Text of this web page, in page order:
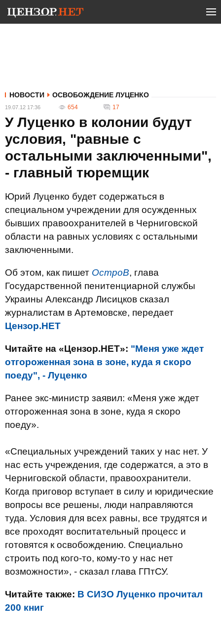
НОВОСТИ ОСВОБОЖДЕНИЕ ЛУЦЕНКО
19.07.12 17:36 654 17
У Луценко в колонии будут
условия, "равные с
остальными заключенными",
- главный тюремщик
Юрий Луценко будет содержаться в
специальном учреждении для осужденных
бывших правоохранителей в Черниговской
области на равных условиях с остальными
заключенными.
Об этом, как пишет ОстроВ, глава
Государственной пенитенциарной службы
Украины Александр Лисицков сказал
журналистам в Артемовске, передает
Цензор.НЕТ
Читайте на «Цензор.НЕТ»: "Меня уже ждет
отгороженная зона в зоне, куда я скоро
поеду", - Луценко
Ранее экс-министр заявил: «Меня уже ждет
отгороженная зона в зоне, куда я скоро
поеду».
«Специальных учреждений таких у нас нет. У
нас есть учреждения, где содержатся, а это в
Черниговской области, правоохранители.
Когда приговор вступает в силу и юридические
вопросы все решены, люди направляются
туда. Условия для всех равны, все трудятся и
все проходят воспитательный процесс и
готовятся к освобождению. Специально
строить под кого-то, кому-то у нас нет
возможности», - сказал глава ГПтСУ.
Читайте также: В СИЗО Луценко прочитал
200 книг